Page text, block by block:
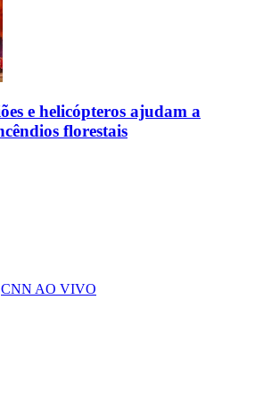
e helicópteros ajudam a
florestais
CNN AO VIVO